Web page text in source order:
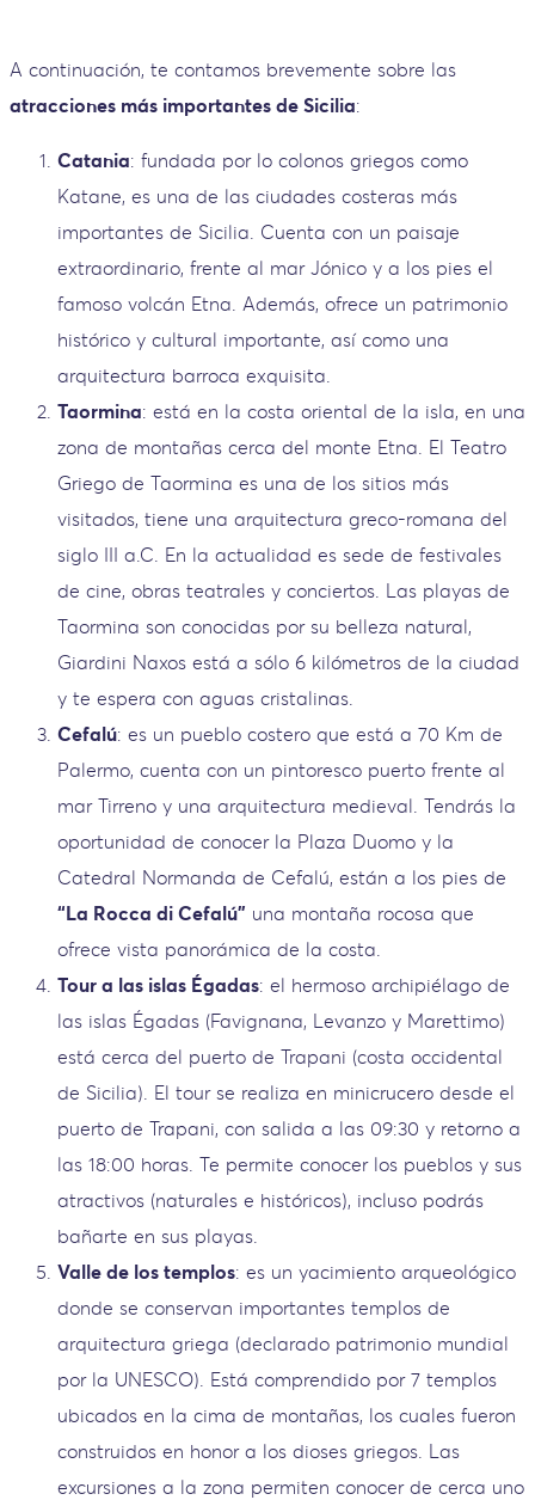
A continuación, te contamos brevemente sobre las
atracciones más importantes de Sicilia:
Catania: fundada por lo colonos griegos como
Katane, es una de las ciudades costeras más
importantes de Sicilia. Cuenta con un paisaje
extraordinario, frente al mar Jónico y a los pies el
famoso volcán Etna. Además, ofrece un patrimonio
histórico y cultural importante, así como una
arquitectura barroca exquisita.
Taormina: está en la costa oriental de la isla, en una
zona de montañas cerca del monte Etna. El Teatro
Griego de Taormina es una de los sitios más
visitados, tiene una arquitectura greco-romana del
siglo III a.C. En la actualidad es sede de festivales
de cine, obras teatrales y conciertos. Las playas de
Taormina son conocidas por su belleza natural,
Giardini Naxos está a sólo 6 kilómetros de la ciudad
y te espera con aguas cristalinas.
Cefalú: es un pueblo costero que está a 70 Km de
Palermo, cuenta con un pintoresco puerto frente al
mar Tirreno y una arquitectura medieval. Tendrás la
oportunidad de conocer la Plaza Duomo y la
Catedral Normanda de Cefalú, están a los pies de
“La Rocca di Cefalú” una montaña rocosa que
ofrece vista panorámica de la costa.
Tour a las islas Égadas: el hermoso archipiélago de
las islas Égadas (Favignana, Levanzo y Marettimo)
está cerca del puerto de Trapani (costa occidental
de Sicilia). El tour se realiza en minicrucero desde el
puerto de Trapani, con salida a las 09:30 y retorno a
las 18:00 horas. Te permite conocer los pueblos y sus
atractivos (naturales e históricos), incluso podrás
bañarte en sus playas.
Valle de los templos: es un yacimiento arqueológico
donde se conservan importantes templos de
arquitectura griega (declarado patrimonio mundial
por la UNESCO). Está comprendido por 7 templos
ubicados en la cima de montañas, los cuales fueron
construidos en honor a los dioses griegos. Las
excursiones a la zona permiten conocer de cerca uno